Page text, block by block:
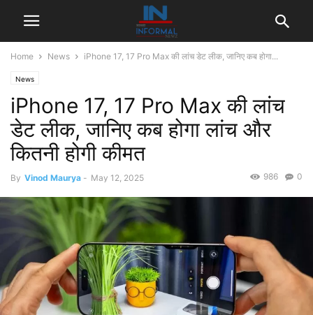
Home News iPhone 17, 17 Pro Max की लांच डेट लीक, जानिए कब होगा...
News
iPhone 17, 17 Pro Max की लांच
डेट लीक, जानिए कब होगा लांच और
कितनी होगी कीमत
By Vinod Maurya - May 12, 2025 0
986